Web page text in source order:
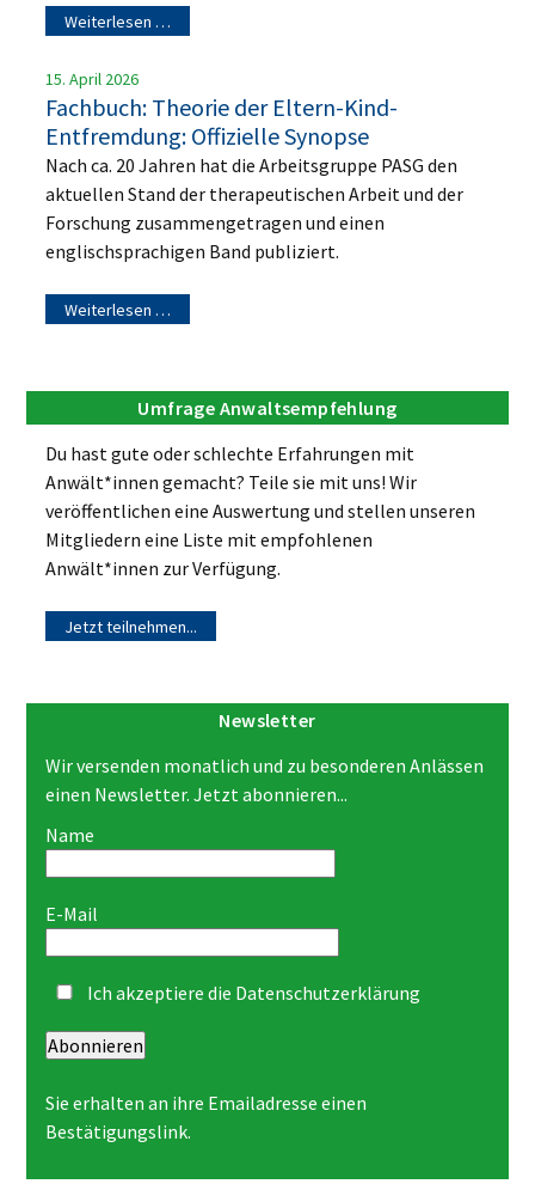
Weiterlesen …
15. April 2026
Fachbuch: Theorie der Eltern-Kind-
Entfremdung: Offizielle Synopse
Nach ca. 20 Jahren hat die Arbeitsgruppe PASG den
aktuellen Stand der therapeutischen Arbeit und der
Forschung zusammengetragen und einen
englischsprachigen Band publiziert.
Weiterlesen …
Umfrage Anwaltsempfehlung
Du hast gute oder schlechte Erfahrungen mit
Anwält*innen gemacht? Teile sie mit uns! Wir
veröffentlichen eine Auswertung und stellen unseren
Mitgliedern eine Liste mit empfohlenen
Anwält*innen zur Verfügung.
Jetzt teilnehmen...
Newsletter
Wir versenden monatlich und zu besonderen Anlässen
einen Newsletter. Jetzt abonnieren...
Name
E-Mail
Ich akzeptiere die Datenschutzerklärung
Abonnieren
Sie erhalten an ihre Emailadresse einen
Bestätigungslink.